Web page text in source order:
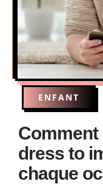
ENFANT
dress to
chaque